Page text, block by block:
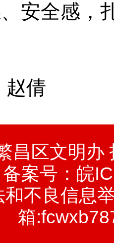
安全感，
赵倩
昌区文明办
备案号： 皖
不良信息
箱